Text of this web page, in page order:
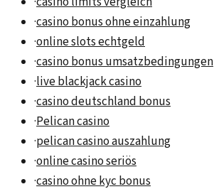
·casino bonus ohne einzahlung
·online slots echtgeld
·casino bonus umsatzbedingungen
·live blackjack casino
·casino deutschland bonus
·Pelican casino
·pelican casino auszahlung
·online casino seriös
·casino ohne kyc bonus